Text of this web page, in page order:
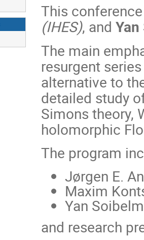
This
(IHES), and
The main
resurgent
alternative to
detailed study
Simons theory,
holomorphic
The program
Jørgen E.
Maxim
Yan
and research